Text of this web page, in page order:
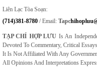
Liên Lạc Tòa Soạn:
(714)381-8780 / Email: Tapc
TẠP CHÍ HỢP LƯU Is An
Devoted To Commentary, Critical
It Is Not Affiliated With Any
All Opinions And Interpretations